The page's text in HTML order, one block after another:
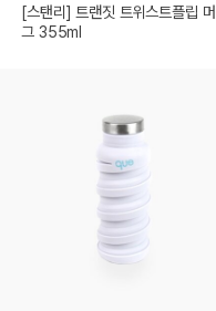
[스탠리] 트랜짓 트위스트플립 머
그 355ml